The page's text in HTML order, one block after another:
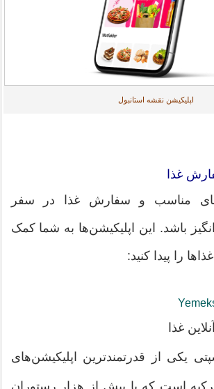
اپلیکیشن نقشه استانبول
غذا
مناسب و سفارش غذا در سفر
باشد. این اپلیکیشن‌ها به شما کمک
را پیدا کنید:
غذا
یکی از قدرتمندترین اپلیکیشن‌های